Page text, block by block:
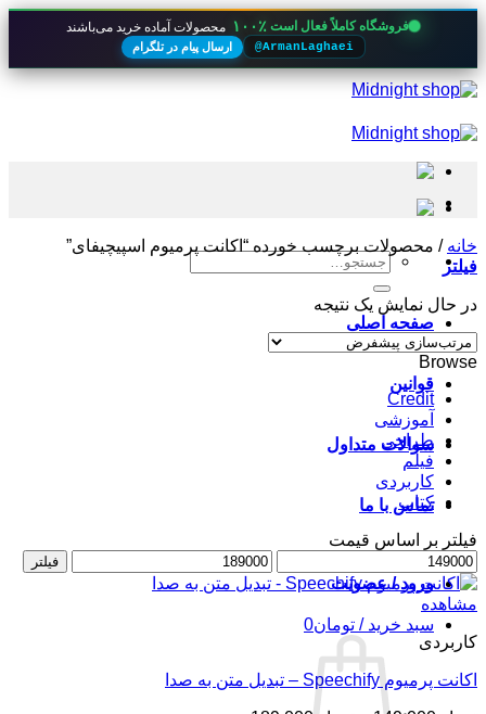
فروشگاه کاملاً فعال است ۱۰۰٪ محصولات آماده خرید می‌باشند
@ArmanLaghaei ارسال پیام در تلگرام
Skip
to
جستجو
صفحه اصلی
قوانین
سوالات متداول
تماس با ما
ورود / عضویت
سبد خرید / تومان0
خانه / محصولات برچسب خورده “اکانت پرمیوم اسپیچیفای”
فیلتر
در حال نمایش یک نتیجه
Browse
Credit
آموزشی
طراحی
فیلم
کاربردی
کتاب
فیلتر بر اساس قیمت
حداقل
قیمت
حداکثر
قیمت
فیلتر
مشاهده
کاربردی
اکانت پرمیوم Speechify – تبدیل متن به صدا